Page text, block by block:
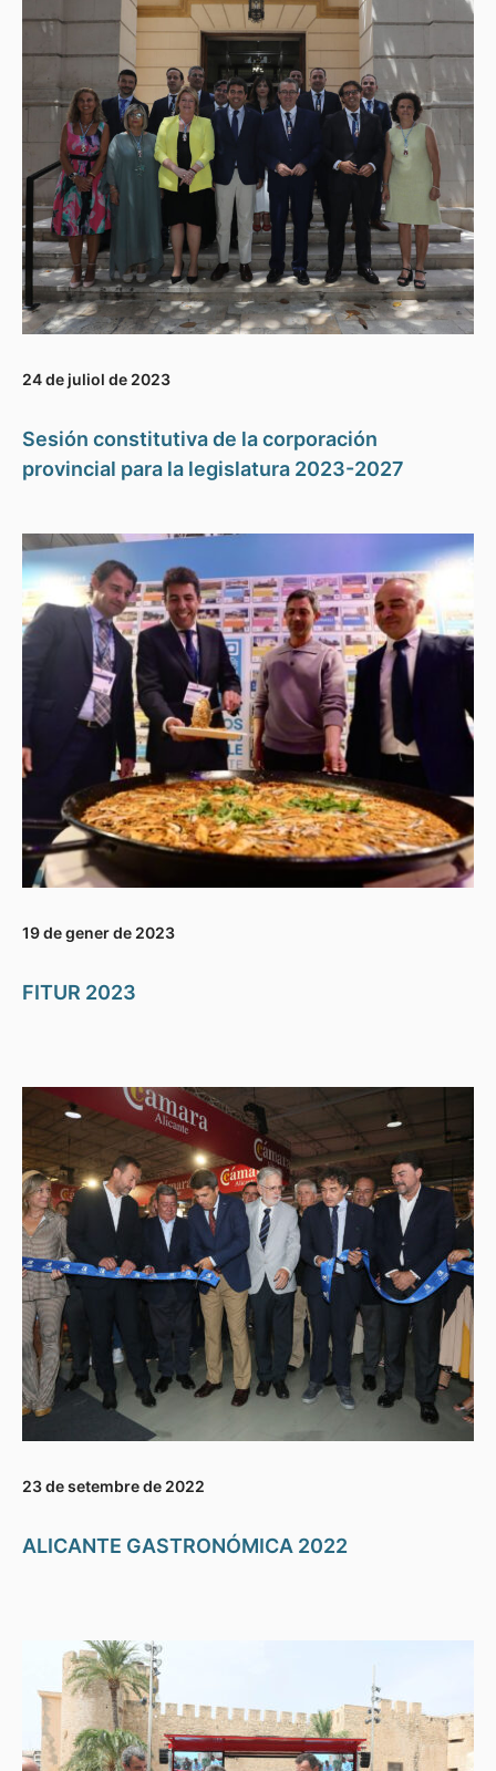
24 de juliol de 2023
Sesión constitutiva de la corporación
provincial para la legislatura 2023-2027
19 de gener de 2023
FITUR 2023
23 de setembre de 2022
ALICANTE GASTRONÓMICA 2022